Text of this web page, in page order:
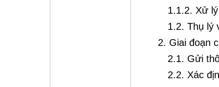
1.1.2. Xử
1.2. Thụ lý
2. Giai đoạn
2.1. Gửi
2.2. Xác